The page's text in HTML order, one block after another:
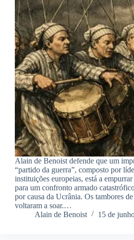
Alain de Benoist defende que um
“partido da guerra”, composto por
instituições europeias, está a
para um confronto armado
por causa da Ucrânia. Os tambores
voltaram a soar.…
Alain de Benoist
15 de